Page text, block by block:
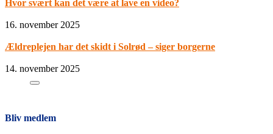
Hvor svært kan det være at lave en video?
16. november 2025
Ældreplejen har det skidt i Solrød – siger borgerne
14. november 2025
Bliv medlem